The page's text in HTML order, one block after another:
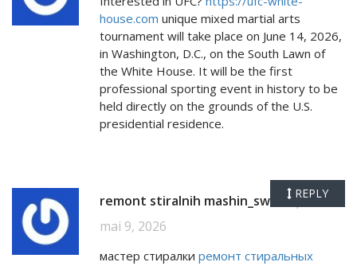
house.com unique mixed martial arts
tournament will take place on June 14, 2026,
in Washington, D.C., on the South Lawn of
the White House. It will be the first
professional sporting event in history to be
held directly on the grounds of the U.S.
presidential residence.
remont stiralnih mashin_swMi
- posted
mai 9, 2026
мастер стиралки ремонт стиральных
REPLY